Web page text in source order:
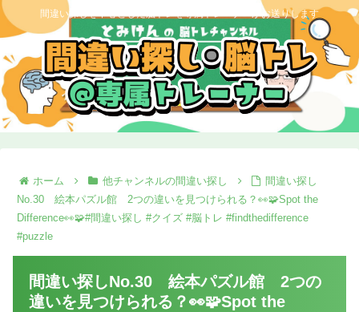
間違い探しを中心とした脳トレを専属トレーナーがお送りします
ホーム 他チャンネルの間違い探し
間違い探し
No.30 絵本パズル館 2つの違いを見つけられる？👀🧩Spot the
Difference👀🧩#間違い探し #クイズ #脳トレ #findthedifference
#puzzle
間違い探しNo.30 絵本パズル館 2つの
違いを見つけられる？👀🧩Spot the